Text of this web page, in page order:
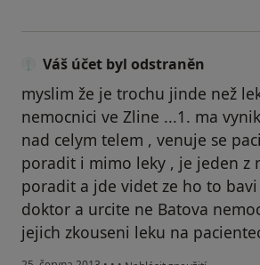
Váš účet byl odstraněn
myslim že je trochu jinde než
nemocnici ve Zline ...1. ma
nad celym telem , venuje se
poradit i mimo leky , je jeden z
poradit a jde videt ze ho to bavi
doktor a urcite ne Batova
jejich zkouseni leku na
podle názoru uživatele Váš